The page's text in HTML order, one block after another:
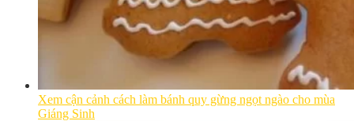
Xem cận cảnh cách làm bánh quy gừng ngọt ngào cho mùa
Giáng Sinh